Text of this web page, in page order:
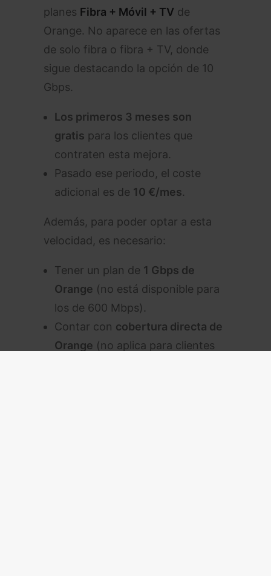
planes Fibra + Móvil + TV de
Orange. No aparece en las ofertas
de solo fibra o fibra + TV, donde
sigue destacando la opción de 10
Gbps.
Los primeros 3 meses son
gratis para los clientes que
contraten esta mejora.
Pasado ese periodo, el coste
adicional es de 10 €/mes.
Además, para poder optar a esta
velocidad, es necesario:
Tener un plan de 1 Gbps de
Orange (no está disponible para
los de 600 Mbps).
Contar con cobertura directa de
Orange (no aplica para clientes